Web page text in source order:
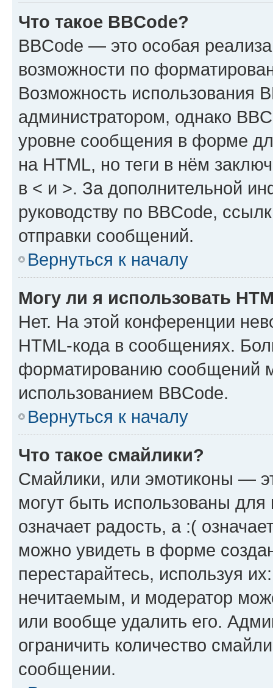
Что такое BBCode?
BBCode — это особая
возможности по
Возможность использования
администратором, однако
уровне сообщения в форме
на HTML, но теги в нём
в < и >. За дополнительной
руководству по BBCode,
отправки сообщений.
Вернуться к началу
Могу ли я использовать
Нет. На этой конференции
HTML-кода в сообщениях.
форматированию сообщений
использованием BBCode.
Вернуться к началу
Что такое смайлики?
Смайлики, или эмотиконы —
могут быть использованы
означает радость, а :(
можно увидеть в форме
перестарайтесь, используя
нечитаемым, и модератор
или вообще удалить его.
ограничить количество
сообщении.